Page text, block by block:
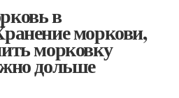
в
моркови,
морковку
дольше